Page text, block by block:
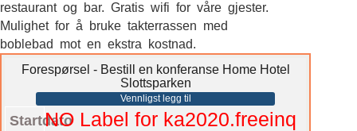
restaurant og bar. Gratis wifi for våre gjester.
Mulighet for å bruke takterrassen med
boblebad mot en ekstra kostnad.
Forespørsel - Bestill en konferanse Home Hotel
Slottsparken
Vennligst legg til
StartdatoNO Label for ka2020.freeinq